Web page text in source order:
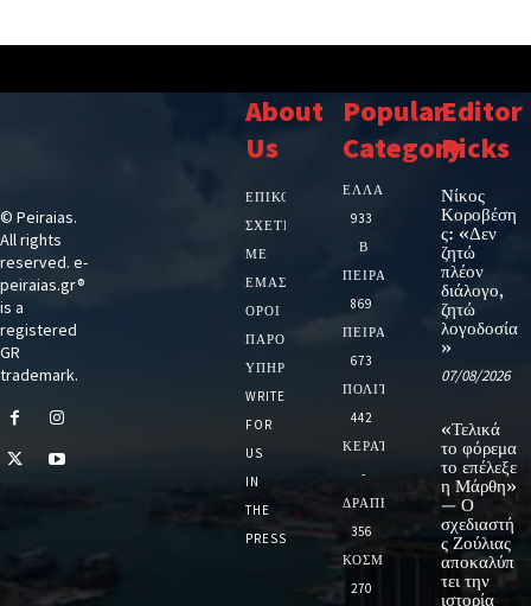
© Peiraias.
All rights
reserved. e-
peiraias.gr®
is a
registered
GR
trademark.
About
Us
ΕΠΙΚΟΙΝΩΝΙΑ
ΣΧΕΤΙΚΆ
ΜΕ
ΕΜΆΣ
ΌΡΟΙ
ΠΑΡΟΧΉΣ
ΥΠΗΡΕΣΙΏΝ
WRITE
FOR
US
IN
THE
PRESS
Popular
Category
ΕΛΛΑΔΑ
933
Β
ΠΕΙΡΑΙΑ
869
ΠΕΙΡΑΙΑΣ
673
ΠΟΛΙΤΙΚΗ
442
ΚΕΡΑΤΣΙΝΙ
-
ΔΡΑΠΕΤΣΩΝΑ
356
ΚΟΣΜΟΣ
270
Editor
Picks
Νίκος
Κοροβέση
ς: «Δεν
ζητώ
πλέον
διάλογο,
ζητώ
λογοδοσία
»
07/08/2026
«Τελικά
το φόρεμα
το επέλεξε
η Μάρθη»
— Ο
σχεδιαστή
ς Ζούλιας
αποκαλύπ
τει την
ιστορία